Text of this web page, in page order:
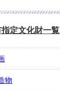
定文化財一覧
物